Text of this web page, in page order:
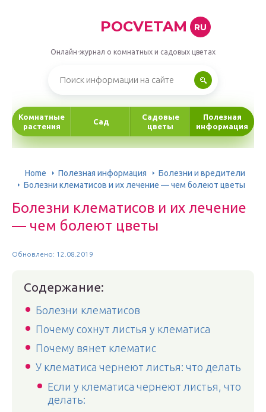
POCVETAM RU
Онлайн-журнал о комнатных и садовых цветах
Комнатные
растения
Сад
Садовые
цветы
Полезная
информация
Home Полезная информация
Болезни и вредители
Болезни клематисов и их лечение — чем болеют цветы
Болезни клематисов и их лечение
— чем болеют цветы
Обновлено: 12.08.2019
Содержание:
Болезни клематисов
Почему сохнут листья у клематиса
Почему вянет клематис
У клематиса чернеют листья: что делать
Если у клематиса чернеют листья, что
делать: